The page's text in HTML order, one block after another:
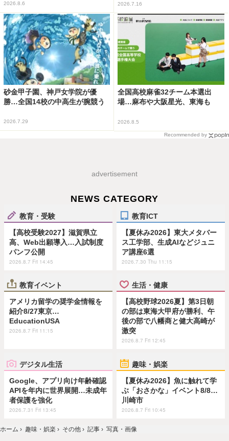
2026.8.6 2026.7.16
砂金甲子園、神戸女学院が優
勝…全国14校の中高生が腕競う
2026.7.29
全国高校麻雀32チーム本選出
場…麻布や大阪星光、東海も
2026.8.5
Recommended by
advertisement
NEWS CATEGORY
教育・受験
【高校受験2027】滋賀県立
高、Web出願導入…入試制度
パンフ公開
2026.8.7 Fri 14:45
教育ICT
【夏休み2026】東大メタバー
ス工学部、生成AIなどジュニ
ア講座6選
2026.7.30 Thu 11:15
教育イベント
アメリカ留学の奨学金情報を
紹介8/27東京…
EducationUSA
2026.8.7 Fri 11:15
生活・健康
【高校野球2026夏】第3日朝
の部は東海大甲府が勝利、午
後の部で八幡商と健大高崎が
激突
2026.8.7 Fri 12:45
デジタル生活
Google、アプリ向け年齢確認
APIを年内に世界展開…未成年
者保護を強化
2026.7.31 Fri 13:45
趣味・娯楽
【夏休み2026】魚に触れて学
ぶ「おさかな」イベント8/8…
川崎市
2026.8.7 Fri 10:45
ホーム › 趣味・娯楽 › その他 › 記事 › 写真・画像